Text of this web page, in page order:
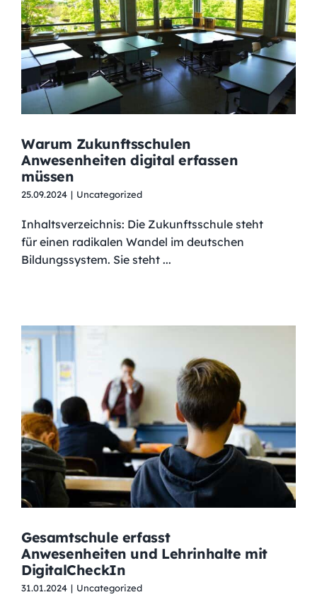
Warum Zukunftsschulen
Anwesenheiten digital erfassen
müssen
25.09.2024 | Uncategorized
Inhaltsverzeichnis: Die Zukunftsschule steht
für einen radikalen Wandel im deutschen
Bildungssystem. Sie steht ...
Gesamtschule erfasst
Anwesenheiten und Lehrinhalte mit
DigitalCheckIn
31.01.2024 | Uncategorized